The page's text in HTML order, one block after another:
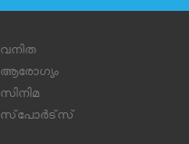
വനിത
ആരോഗ്യം
സിനിമ
സ്‌പോര്‍ട്‌സ്